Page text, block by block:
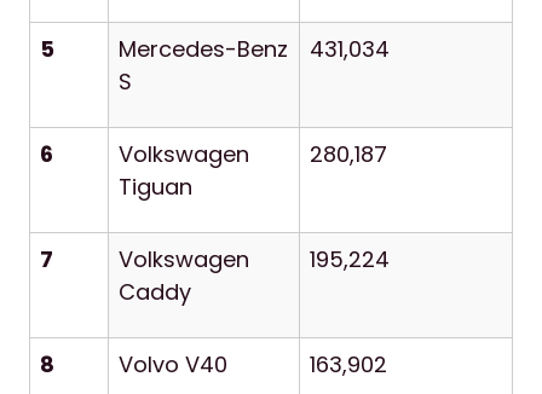
5
Mercedes-Benz
S
431,034
6
Volkswagen
Tiguan
280,187
7
Volkswagen
Caddy
195,224
8 Volvo V40 163,902